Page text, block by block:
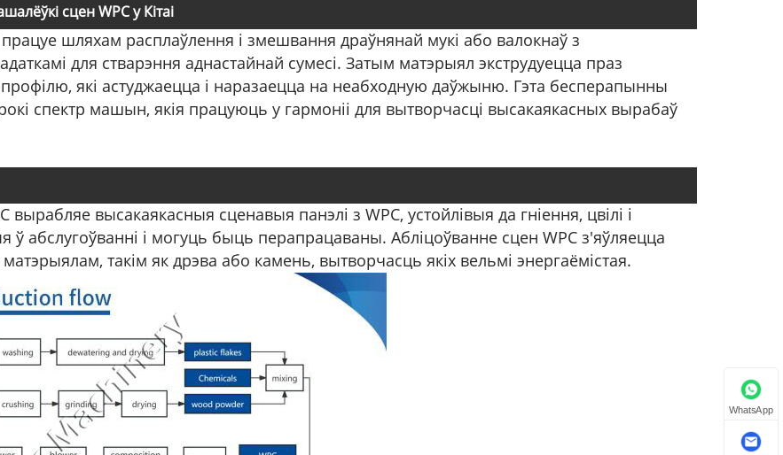
сцен WPC у Кітаі
працуе шляхам расплаўлення і змешвання драўнянай мукі або валокнаў з
для стварэння аднастайнай сумесі. Затым матэрыял экструдуецца праз
які астуджаецца і наразаецца на неабходную даўжыню. Гэта бесперапынны
спектр машын, якія працуюць у гармоніі для вытворчасці высакаякасных вырабаў
вырабляе высакаякасныя сценавыя панэлі з WPC, устойлівыя да гніення, цвілі і
ў абслугоўванні і могуць быць перапрацаваны. Абліцоўванне сцен WPC з'яўляецца
такім як дрэва або камень, вытворчасць якіх вельмі энергаёмістая.
WhatsApp